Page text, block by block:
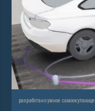
разработано умное